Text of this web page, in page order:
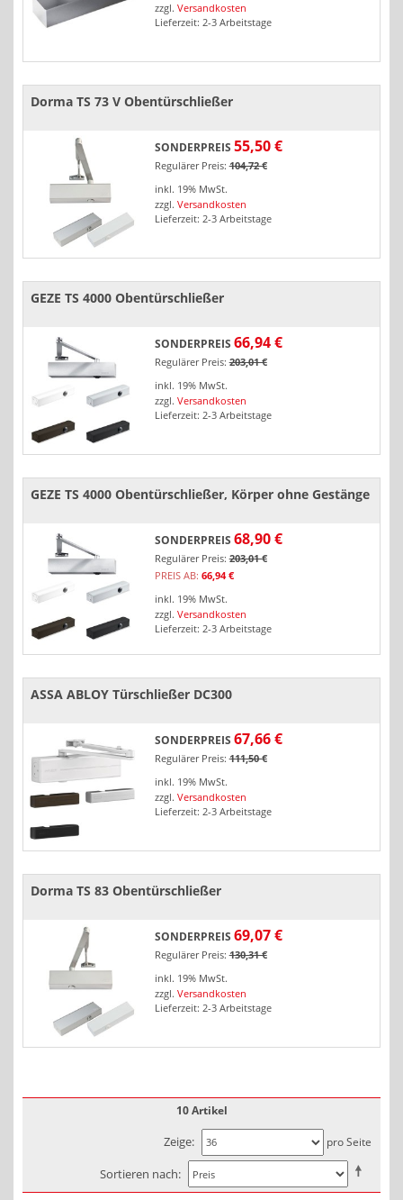
zzgl. Versandkosten
Lieferzeit: 2-3 Arbeitstage
Dorma TS 73 V Obentürschließer
SONDERPREIS 55,50 €
Regulärer Preis: 104,72 €
inkl. 19% MwSt.
zzgl. Versandkosten
Lieferzeit: 2-3 Arbeitstage
GEZE TS 4000 Obentürschließer
SONDERPREIS 66,94 €
Regulärer Preis: 203,01 €
inkl. 19% MwSt.
zzgl. Versandkosten
Lieferzeit: 2-3 Arbeitstage
GEZE TS 4000 Obentürschließer, Körper ohne Gestänge
SONDERPREIS 68,90 €
Regulärer Preis: 203,01 €
PREIS AB: 66,94 €
inkl. 19% MwSt.
zzgl. Versandkosten
Lieferzeit: 2-3 Arbeitstage
ASSA ABLOY Türschließer DC300
SONDERPREIS 67,66 €
Regulärer Preis: 111,50 €
inkl. 19% MwSt.
zzgl. Versandkosten
Lieferzeit: 2-3 Arbeitstage
Dorma TS 83 Obentürschließer
SONDERPREIS 69,07 €
Regulärer Preis: 130,31 €
inkl. 19% MwSt.
zzgl. Versandkosten
Lieferzeit: 2-3 Arbeitstage
10 Artikel
Zeige pro Seite
Sortieren nach